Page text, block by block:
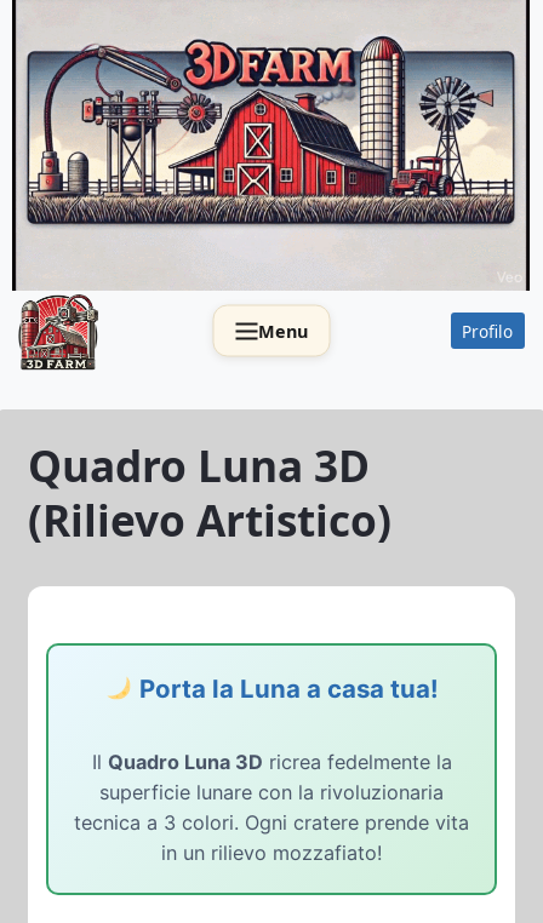
contenuto
.
Profilo
Menu
Quadro Luna 3D
(Rilievo Artistico)
Porta la Luna a casa tua!
Il Quadro Luna 3D ricrea fedelmente la
superficie lunare con la rivoluzionaria
tecnica a 3 colori. Ogni cratere prende vita
in un rilievo mozzafiato!